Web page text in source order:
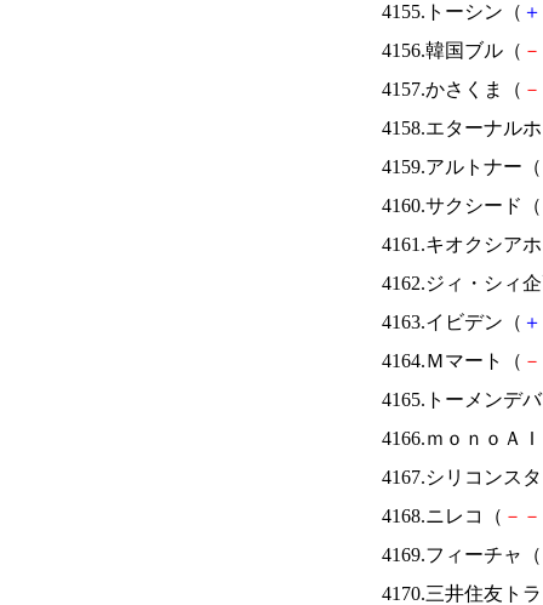
4155.トーシン（ ＋
4156.韓国ブル（ －
4157.かさくま（ －
4158.エターナル
4159.アルトナー（
4160.サクシード（
4161.キオクシア
4162.ジィ・シィ
4163.イビデン（ ＋
4164.Ｍマート（ －
4165.トーメンデ
4166.ｍｏｎｏＡ
4167.シリコンス
4168.ニレコ（ － －
4169.フィーチャ（
4170.三井住友ト